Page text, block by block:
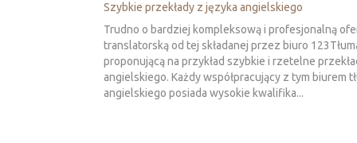
Szybkie przekłady z języka angielskiego
Trudno o bardziej kompleksową i profesjonalną
translatorską od tej składanej przez biuro
proponującą na przykład szybkie i rzetelne
angielskiego. Każdy współpracujący z tym biurem
angielskiego posiada wysokie kwalifika...